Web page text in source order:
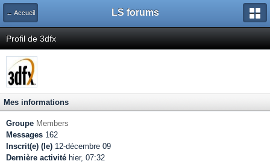
← Accueil LS forums
Profil de 3dfx
Mes informations
Groupe Members
Messages 162
Inscrit(e) (le) 12-décembre 09
Dernière activité hier, 07:32